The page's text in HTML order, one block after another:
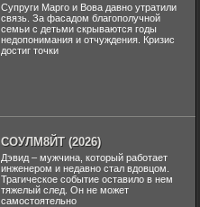
Супруги Марго и Вова давно утратили
связь. За фасадом благополучной
семьи с детьми скрываются годы
недопонимания и отчуждения. Кризис
достиг точки
СОУЛМ8ЙТ (2026)
Дэвид – мужчина, который работает
инженером и недавно стал вдовцом.
Трагическое событие оставило в нем
тяжелый след. Он не может
самостоятельно